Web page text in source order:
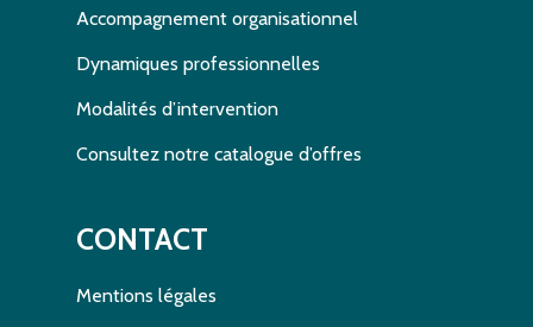
Accompagnement organisationnel
Dynamiques professionnelles
Modalités d’intervention
Consultez notre catalogue d’offres
CONTACT
Mentions légales